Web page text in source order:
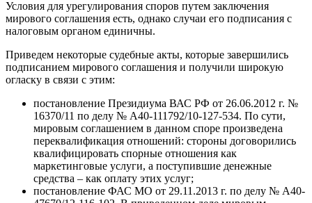
Условия для урегулирования споров путем заключения
мирового соглашения есть, однако случаи его подписания с
налоговым органом единичны.
Приведем некоторые судебные акты, которые завершились
подписанием мирового соглашения и получили широкую
огласку в связи с этим:
постановление Президиума ВАС РФ от 26.06.2012 г. №
16370/11 по делу № А40-111792/10-127-534. По сути,
мировым соглашением в данном споре произведена
переквалификация отношений: стороны договорились
квалифицировать спорные отношения как
маркетинговые услуги, а поступившие денежные
средства – как оплату этих услуг;
постановление ФАС МО от 29.11.2013 г. по делу № А40-